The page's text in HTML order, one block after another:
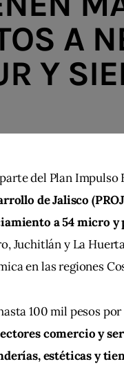
A
Y
del Plan Impulso
de Jalisco
a 54 micro y
Juchitlán y La
en las regiones
100 mil pesos
comercio y
estéticas y